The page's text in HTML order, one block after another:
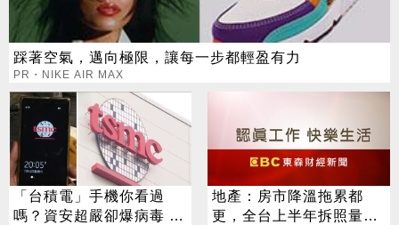
踩著空氣，邁向極限，讓每一步都輕盈有力
PR・NIKE AIR MAX
「台積電」手機你看過
嗎？資安超嚴卻爆病毒 網
地產：房市降溫拖累都
更，全台上半年拆照量創